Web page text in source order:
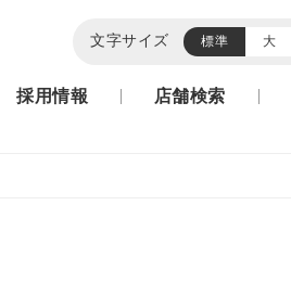
文字サイズ 標準 大
採用情報 店舗検索